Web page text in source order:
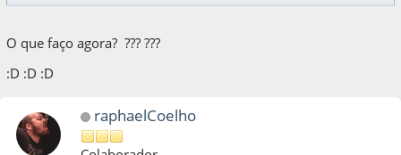
O que faço agora? ??? ???
:D :D :D
raphaelCoelho